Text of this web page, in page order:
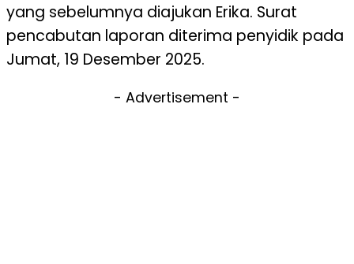
yang sebelumnya diajukan Erika. Surat
pencabutan laporan diterima penyidik pada
Jumat, 19 Desember 2025.
- Advertisement -